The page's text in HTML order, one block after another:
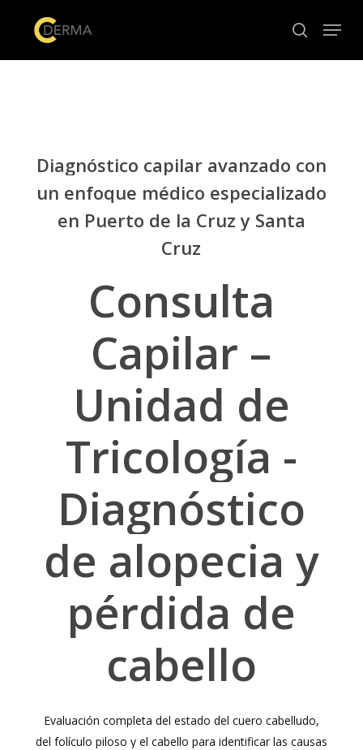
search
Menu
Diagnóstico capilar avanzado con
un enfoque médico especializado
en Puerto de la Cruz y Santa
Cruz
Consulta
Capilar –
Unidad de
Tricología -
Diagnóstico
de alopecia y
pérdida de
cabello
Evaluación completa del estado del cuero cabelludo,
del folículo piloso y el cabello para identificar las causas